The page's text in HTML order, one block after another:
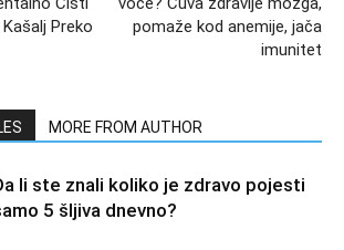
Preko
pomaže kod anemije, jača
imunitet
MORE FROM AUTHOR
li ste znali koliko je zdravo pojesti
5 šljiva dnevno?